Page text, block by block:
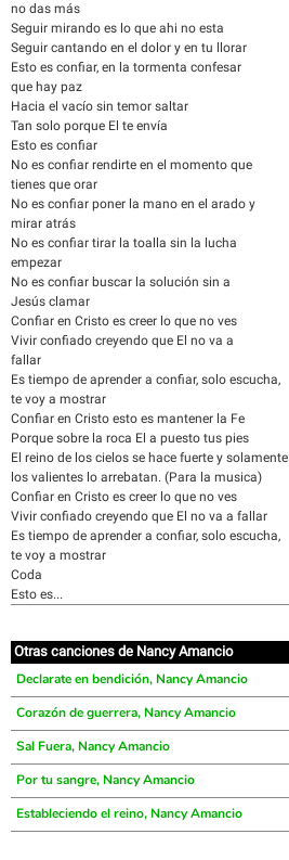
no das más
Seguir mirando es lo que ahi no esta
Seguir cantando en el dolor y en tu llorar
Esto es confiar, en la tormenta confesar
que hay paz
Hacia el vacío sin temor saltar
Tan solo porque El te envía
Esto es confiar
No es confiar rendirte en el momento que
tienes que orar
No es confiar poner la mano en el arado y
mirar atrás
No es confiar tirar la toalla sin la lucha
empezar
No es confiar buscar la solución sin a
Jesús clamar
Confiar en Cristo es creer lo que no ves
Vivir confiado creyendo que El no va a
fallar
Es tiempo de aprender a confiar, solo escucha,
te voy a mostrar
Confiar en Cristo esto es mantener la Fe
Porque sobre la roca El a puesto tus pies
El reino de los cielos se hace fuerte y solamente
los valientes lo arrebatan. (Para la musica)
Confiar en Cristo es creer lo que no ves
Vivir confiado creyendo que El no va a fallar
Es tiempo de aprender a confiar, solo escucha,
te voy a mostrar
Coda
Esto es...
Otras canciones de Nancy Amancio
Declarate en bendición, Nancy Amancio
Corazón de guerrera, Nancy Amancio
Sal Fuera, Nancy Amancio
Por tu sangre, Nancy Amancio
Estableciendo el reino, Nancy Amancio